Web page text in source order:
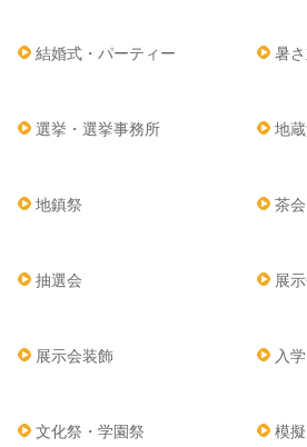
結婚式・パーティー 暑
選挙・選挙事務所 地
地鎮祭 茶会
抽選会 展
展示会装飾 入
文化祭・学園祭 模擬